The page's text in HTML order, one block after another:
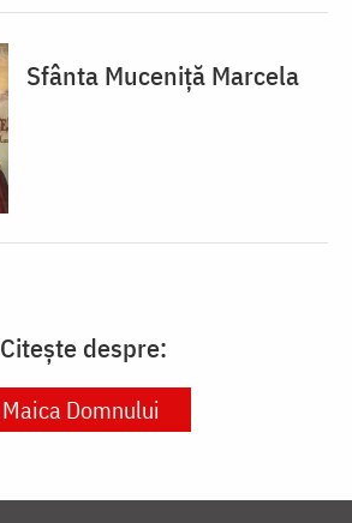
Sfânta Muceniță Marcela
Citește despre:
Maica Domnului